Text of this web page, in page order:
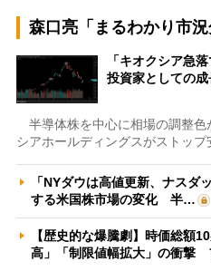
森口亮「まるわかり市況
「キオクシア急
投資家としての
半導体株を中心に相場の調整色
シアホールディングスがストップ
「NYダウは高値更新、ナスダ
する米国株市場の変化 半…
【歴史的な爆騰劇】時価総額
高」「制限値幅拡大」の衝撃